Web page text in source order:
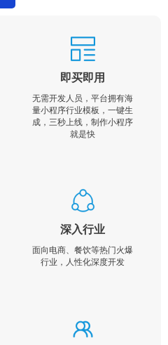
即买即用
无需开发人员，平台拥有海
量小程序行业模板，一键生
成，三秒上线，制作小程序
就是快
深入行业
面向电商、餐饮等热门火爆
行业，人性化深度开发